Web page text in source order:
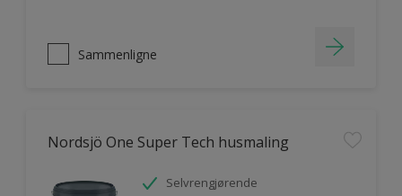
Sammenligne
Nordsjö One Super Tech husmaling
Selvrengjørende